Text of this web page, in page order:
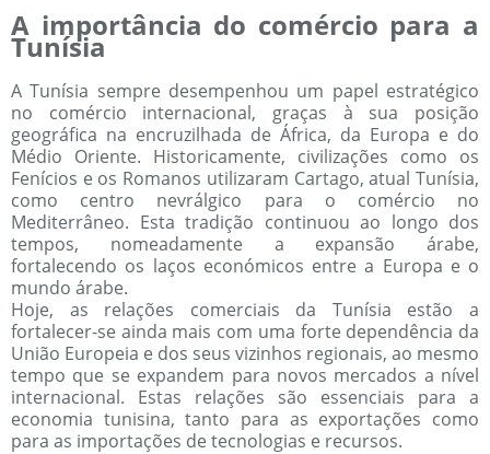
A importância do comércio para a
Tunísia
A Tunísia sempre desempenhou um papel estratégico
no comércio internacional, graças à sua posição
geográfica na encruzilhada de África, da Europa e do
Médio Oriente. Historicamente, civilizações como os
Fenícios e os Romanos utilizaram Cartago, atual Tunísia,
como centro nevrálgico para o comércio no
Mediterrâneo. Esta tradição continuou ao longo dos
tempos, nomeadamente a expansão árabe,
fortalecendo os laços económicos entre a Europa e o
mundo árabe.
Hoje, as relações comerciais da Tunísia estão a
fortalecer-se ainda mais com uma forte dependência da
União Europeia e dos seus vizinhos regionais, ao mesmo
tempo que se expandem para novos mercados a nível
internacional. Estas relações são essenciais para a
economia tunisina, tanto para as exportações como
para as importações de tecnologias e recursos.